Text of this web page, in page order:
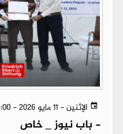
الإثنين - 11 مايو 2026 - 09:00 م بتوقيت عدن
- باب نيوز _ خاص